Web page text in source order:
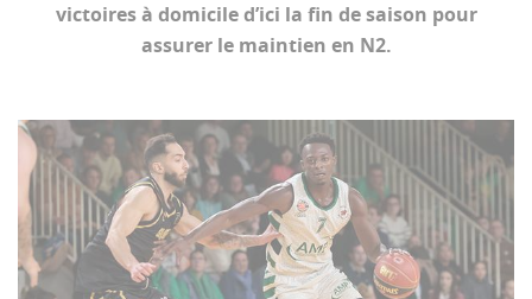
victoires à domicile d’ici la fin de saison pour
assurer le maintien en N2.